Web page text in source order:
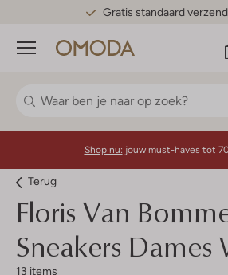
Gratis standaard
Menu
Shop nu: jouw must-haves tot
Terug
Floris Van
Sneakers Dames
13 items